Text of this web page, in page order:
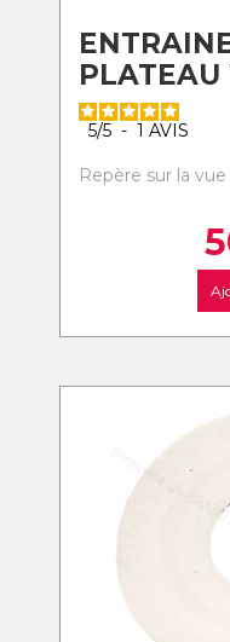
5/5 - 1 AVIS
Repère sur la